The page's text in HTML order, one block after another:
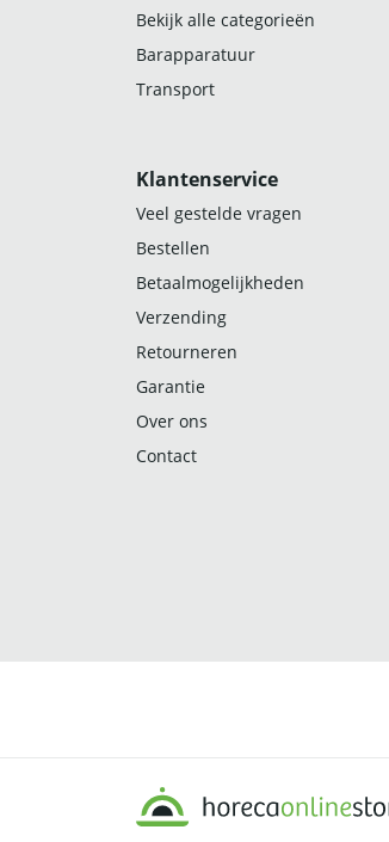
Bekijk alle categorieën
Barapparatuur
Transport
Klantenservice
Veel gestelde vragen
Bestellen
Betaalmogelijkheden
Verzending
Retourneren
Garantie
Over ons
Contact